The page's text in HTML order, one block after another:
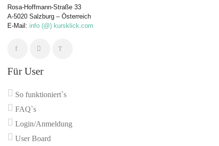
Rosa-Hoffmann-Straße 33
A-5020 Salzburg – Österreich
E-Mail: info (@) kursklick.com
Für User
So funktioniert`s
FAQ`s
Login/Anmeldung
User Board